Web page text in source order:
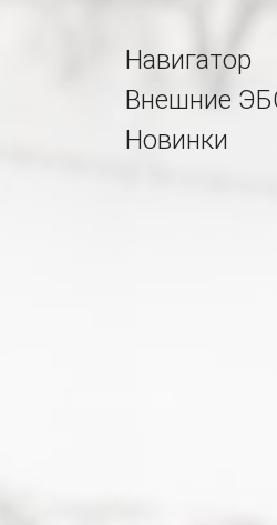
Навигатор
Внешние
Новинки